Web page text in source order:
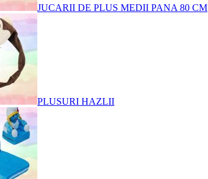
JUCARII DE PLUS MEDII PANA 80 CM
PLUSURI HAZLII